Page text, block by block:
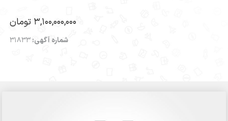
3,100,000,000 تومان
شماره آگهی:31833